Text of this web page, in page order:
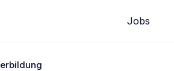
Jobs